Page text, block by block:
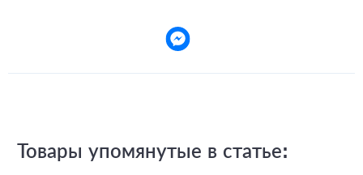
Товары упомянутые в статье: